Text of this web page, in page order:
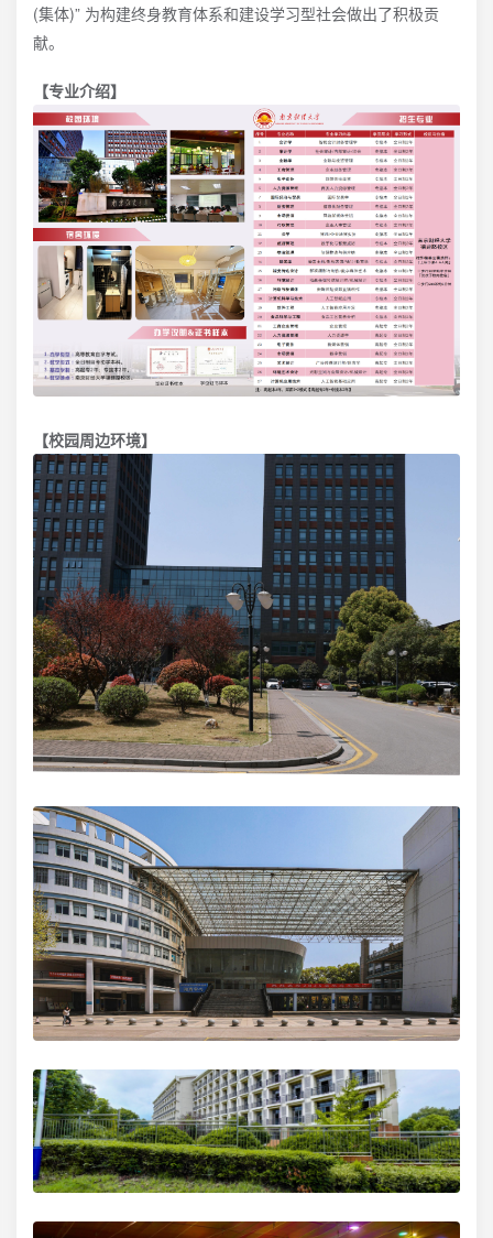
(集体)” 为构建终身教育体系和建设学习型社会做出了积极贡
献。
【专业介绍】
【校园周边环境】